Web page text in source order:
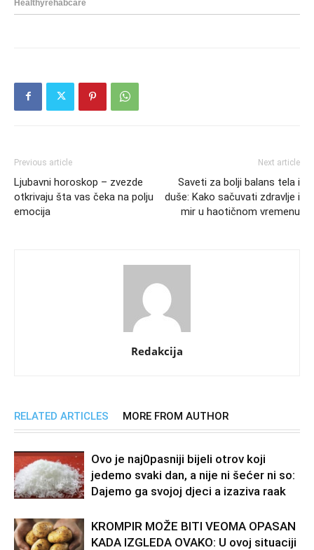
Previous article
Ljubavni horoskop – zvezde
otkrivaju šta vas čeka na polju
emocija
Next article
Saveti za bolji balans tela i
duše: Kako sačuvati zdravlje i
mir u haotičnom vremenu
Redakcija
RELATED ARTICLES MORE FROM AUTHOR
Ovo je naj0pasniji bijeli otrov koji
jedemo svaki dan, a nije ni šećer ni so:
Dajemo ga svojoj djeci a izaziva raak
KROMPIR MOŽE BITI VEOMA OPASAN
KADA IZGLEDA OVAKO: U ovoj situaciji